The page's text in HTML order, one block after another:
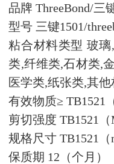
品牌 ThreeBond/三
型号 三键1501/
粘合材料类型 玻
类,纤维类,石材类,
医学类,纸张类,其他
有效物质≥ TB1521
剪切强度 TB1521（
规格尺寸 TB1521（
保质期 12（个月）